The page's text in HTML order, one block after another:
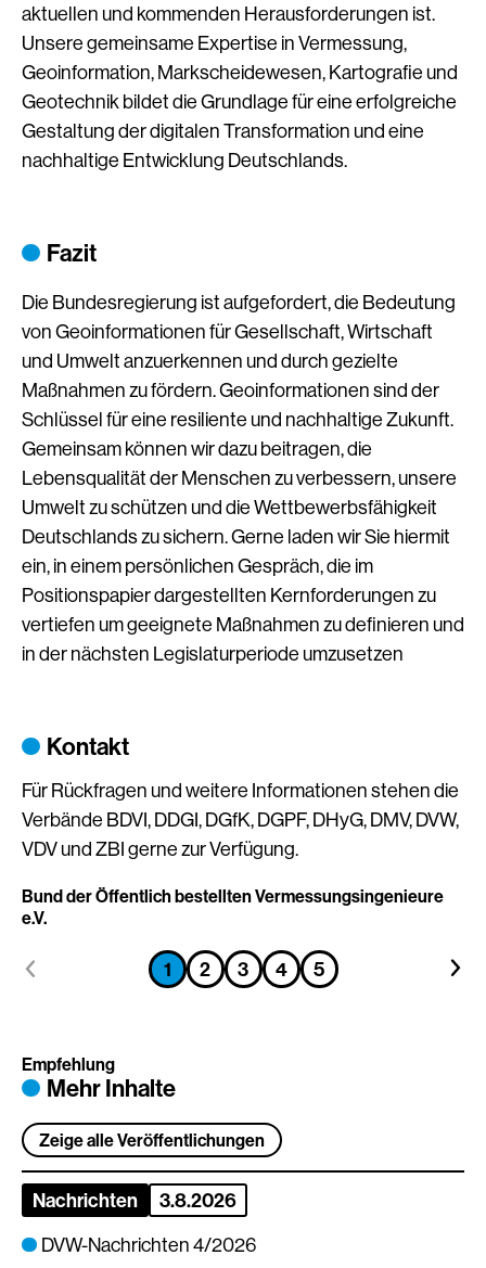
aktuellen und kommenden Herausforderungen ist.
Unsere gemeinsame Expertise in Vermessung,
Geoinformation, Markscheidewesen, Kartografie und
Geotechnik bildet die Grundlage für eine erfolgreiche
Gestaltung der digitalen Transformation und eine
nachhaltige Entwicklung Deutschlands.
Fazit
Die Bundesregierung ist aufgefordert, die Bedeutung
von Geoinformationen für Gesellschaft, Wirtschaft
und Umwelt anzuerkennen und durch gezielte
Maßnahmen zu fördern. Geoinformationen sind der
Schlüssel für eine resiliente und nachhaltige Zukunft.
Gemeinsam können wir dazu beitragen, die
Lebensqualität der Menschen zu verbessern, unsere
Umwelt zu schützen und die Wettbewerbsfähigkeit
Deutschlands zu sichern. Gerne laden wir Sie hiermit
ein, in einem persönlichen Gespräch, die im
Positionspapier dargestellten Kernforderungen zu
vertiefen um geeignete Maßnahmen zu definieren und
in der nächsten Legislaturperiode umzusetzen
Kontakt
Für Rückfragen und weitere Informationen stehen die
Verbände BDVI, DDGI, DGfK, DGPF, DHyG, DMV, DVW,
VDV und ZBI gerne zur Verfügung.
Bund der Öffentlich bestellten Vermessungsingenieure
e.V.
Zum
Zum
vorhergehenden
1
Zum
vorhergehenden
2
Zum
vorhergehenden
3
Zum
vorhergehenden
4
Zum
vorhergehenden
5
Zum
Mehr Inhalte
Empfehlung
Zeige alle Veröffentlichungen
DVW-Nachrichten 4/2026
Nachrichten 3.8.2026